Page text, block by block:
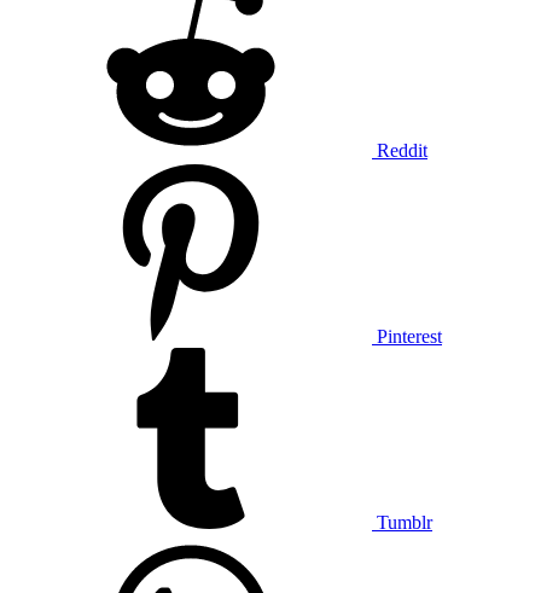
Reddit
Pinterest
Tumblr